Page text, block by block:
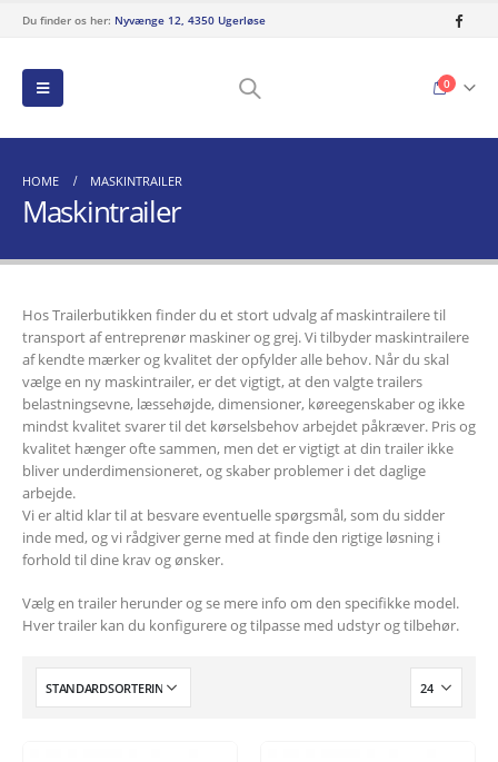
Du finder os her: Nyvænge 12, 4350 Ugerløse
0
HOME MASKINTRAILER
Maskintrailer
Hos Trailerbutikken finder du et stort udvalg af maskintrailere til
transport af entreprenør maskiner og grej. Vi tilbyder maskintrailere
af kendte mærker og kvalitet der opfylder alle behov. Når du skal
vælge en ny maskintrailer, er det vigtigt, at den valgte trailers
belastningsevne, læssehøjde, dimensioner, køreegenskaber og ikke
mindst kvalitet svarer til det kørselsbehov arbejdet påkræver. Pris og
kvalitet hænger ofte sammen, men det er vigtigt at din trailer ikke
bliver underdimensioneret, og skaber problemer i det daglige
arbejde.
Vi er altid klar til at besvare eventuelle spørgsmål, som du sidder
inde med, og vi rådgiver gerne med at finde den rigtige løsning i
forhold til dine krav og ønsker.
Vælg en trailer herunder og se mere info om den specifikke model.
Hver trailer kan du konfigurere og tilpasse med udstyr og tilbehør.